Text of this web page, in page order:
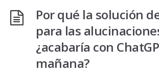
Por qué la solución
para las
¿acabaría con
mañana?